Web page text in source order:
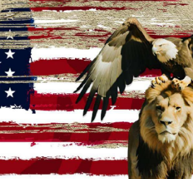
EEUU
Y
EL
FMI:
ALINEAMIENTO
INCONDICIONAL